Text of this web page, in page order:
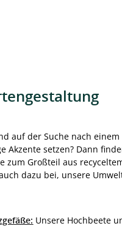
auf der Suche nach
Akzente setzen? Dann
zum Großteil aus
dazu bei, unsere
Unsere Hochbeete